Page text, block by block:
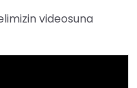
videosuna